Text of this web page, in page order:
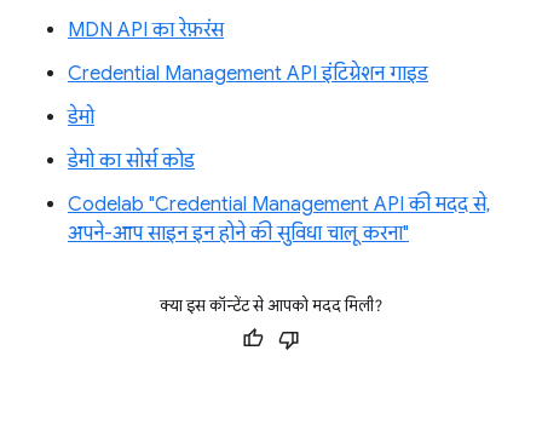
MDN API का रेफ़रंस
Credential Management API इंटिग्रेशन गाइड
डेमो
डेमो का सोर्स कोड
Codelab "Credential Management API की मदद से,
अपने-आप साइन इन होने की सुविधा चालू करना"
क्या इस कॉन्टेंट से आपको मदद मिली?